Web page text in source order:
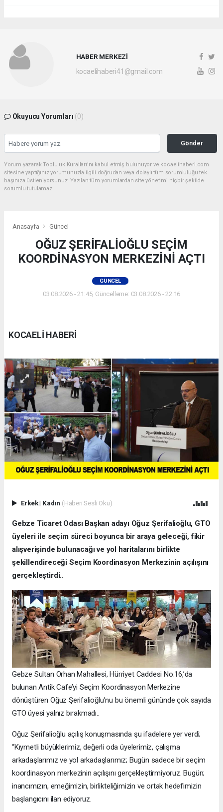
HABER MERKEZİ
kocaelihaberi41@gmail.com
Okuyucu Yorumları (0)
Gönder
Yorum yazarak Topluluk Kuralları’nı kabul etmiş bulunuyor ve kocaelihaberi.com
sitesine yaptığınız yorumunuzla ilgili doğrudan veya dolaylı tüm sorumluluğu tek
başınıza üstleniyorsunuz. Yazılan tüm yorumlardan site yönetimi hiçbir şekilde
sorumlu tutulamaz.
Anasayfa Güncel
OĞUZ ŞERİFALİOĞLU SEÇİM
KOORDİNASYON MERKEZİNİ AÇTI
GÜNCEL
03.08.2026 - 21:45, Güncelleme: 03.08.2026 - 22:16
KOCAELİ HABERİ
Erkek| Kadın (Haberi Sesli Oku)
Gebze Ticaret Odası Başkan adayı Oğuz Şerifalioğlu, GTO
üyeleri ile seçim süreci boyunca bir araya geleceği, fikir
alışverişinde bulunacağı ve yol haritalarını birlikte
şekillendireceği Seçim Koordinasyon Merkezinin açılışını
gerçekleştirdi..
Gebze Sultan Orhan Mahallesi, Hürriyet Caddesi No:16,’da
bulunan Antik Cafe’yi Seçim Koordinasyon Merkezine
dönüştüren Oğuz Şerifalioğlu’nu bu önemli gününde çok sayıda
GTO üyesi yalnız bırakmadı..
Oğuz Şerifalioğlu açılış konuşmasında şu ifadelere yer verdi;
“Kıymetli büyüklerimiz, değerli oda üyelerimiz, çalışma
arkadaşlarımız ve yol arkadaşlarımız; Bugün sadece bir seçim
koordinasyon merkezinin açılışını gerçekleştirmiyoruz. Bugün;
inancımızın, emeğimizin, birlikteliğimizin ve ortak hedefimizin
başlangıcını ilan ediyoruz.